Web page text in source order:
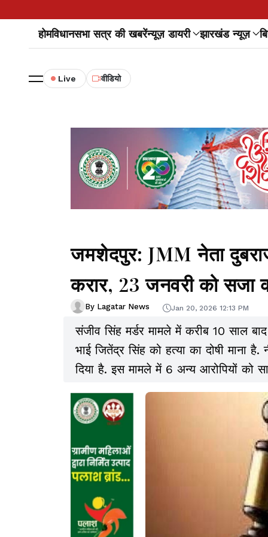
होमविधानसभा सत्र की खबरेंन्यूज़ डायरी झारखंड न्यूज़
Live वीडियो
जमशेदपुर: JMM नेता
करार, 23 जनवरी को सजा
By Lagatar News Jan 20, 2026 12:13 PM
संजीव सिंह मर्डर मामले में करीब 10 साल
भाई जितेंद्र सिंह को हत्या का दोषी माना
दिया है. इस मामले में 6 अन्य आरोपियों को
दोषियों को 23 जनवरी को सजा सुनाएगी.